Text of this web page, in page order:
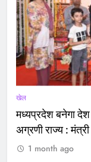
खेल
मध्यप्रदेश बनेगा देश
अग्रणी राज्य :
1 month ago